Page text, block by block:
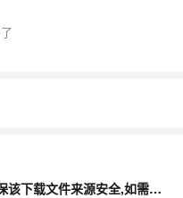
支付宝H5 下载的时候，提示 【请确保该下载文件来源安全,如需浏览,请长按网址复制后使用浏览器访问】